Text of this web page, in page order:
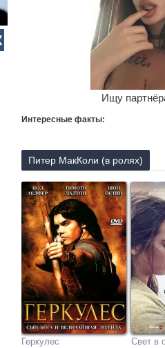
Ищу
Интересные факты:
Питер МакКоли (в ролях)
Геркулес Свет в